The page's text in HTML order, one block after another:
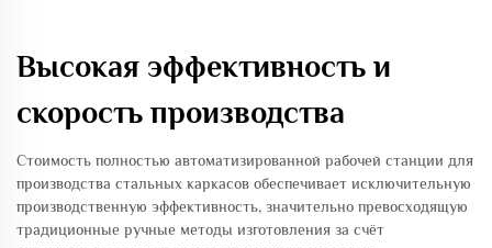
Высокая эффективность и
скорость производства
Стоимость полностью автоматизированной рабочей станции для
производства стальных каркасов обеспечивает исключительную
производственную эффективность, значительно превосходящую
традиционные ручные методы изготовления за счёт